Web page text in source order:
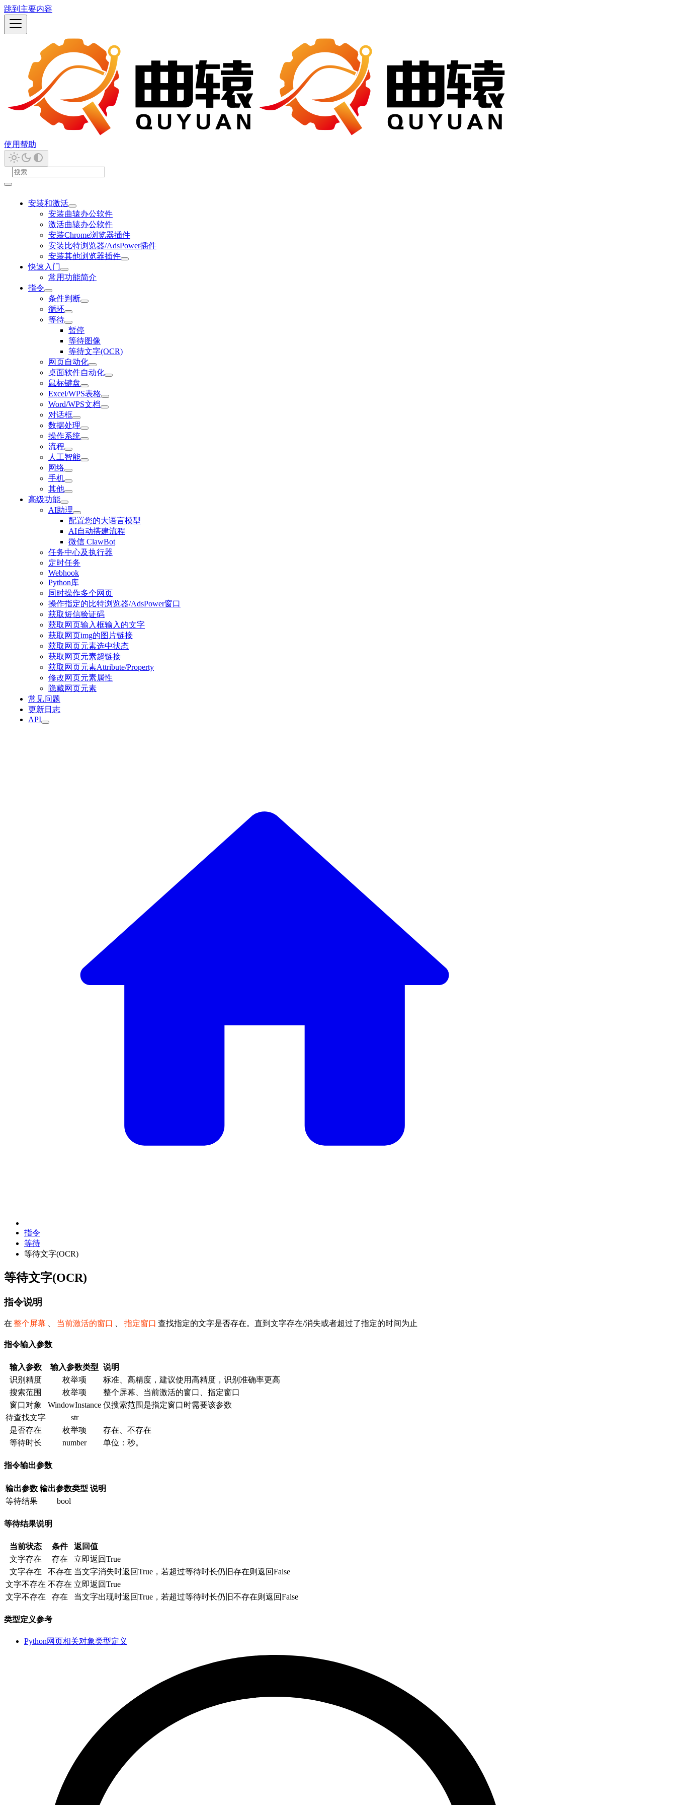
跳到主要内容
使用帮助
安装和激活
安装曲辕办公软件
激活曲辕办公软件
安装Chrome浏览器插件
安装比特浏览器/AdsPower插件
安装其他浏览器插件
快速入门
常用功能简介
指令
条件判断
循环
等待
暂停
等待图像
等待文字(OCR)
网页自动化
桌面软件自动化
鼠标键盘
Excel/WPS表格
Word/WPS文档
对话框
数据处理
操作系统
流程
人工智能
网络
手机
其他
高级功能
AI助理
配置您的大语言模型
AI自动搭建流程
微信 ClawBot
任务中心及执行器
定时任务
Webhook
Python库
同时操作多个网页
操作指定的比特浏览器/AdsPower窗口
获取短信验证码
获取网页输入框输入的文字
获取网页img的图片链接
获取网页元素选中状态
获取网页元素超链接
获取网页元素Attribute/Property
修改网页元素属性
隐藏网页元素
常见问题
更新日志
API
指令
等待
等待文字(OCR)
等待文字(OCR)
指令说明
在 整个屏幕 当前激活的窗口 指定窗口 查找指定的文字是否存在。直到文字存在/消失或者超过了指定的时间为止
指令输入参数
输入参数 输入参数类型 说明
识别精度
枚举项
标准、高精度，建议使用高精度，识别准确率更高
搜索范围
枚举项
整个屏幕、当前激活的窗口、指定窗口
窗口对象
WindowInstance 仅搜索范围是指定窗口时需要该参数
待查找文字
str
是否存在
枚举项
存在、不存在
等待时长
number 单位：秒。
指令输出参数
输出参数 输出参数类型 说明
等待结果
bool
等待结果说明
当前状态 条件
返回值
文字存在
存在
立即返回True
文字存在
不存在 当文字消失时返回True，若超过等待时长仍旧存在则返回False
文字不存在 不存在 立即返回True
文字不存在
存在 当文字出现时返回True，若超过等待时长仍旧不存在则返回False
类型定义参考
Python网页相关对象类型定义